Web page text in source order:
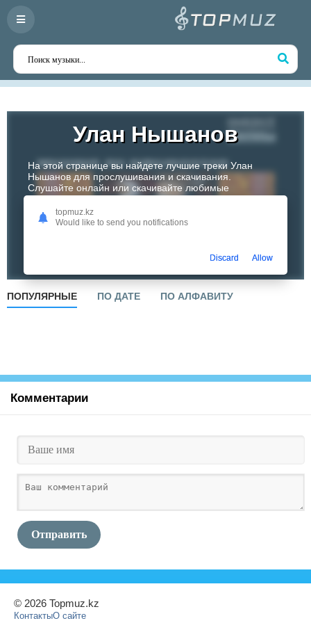
Улан Нышанов
На этой странице вы найдете лучшие треки Улан
Нышанов для прослушивания и скачивания.
Слушайте онлайн или скачивайте любимые
композиции в высоком качестве. Откройте для себя
творчество одного из самых перспективных артистов
Казахстана!
ПОПУЛЯРНЫЕ ПО ДАТЕ ПО АЛФАВИТУ
Комментарии
Отправить
© 2026 Topmuz.kz
КонтактыО сайте
topmuz.kz
Would like to send you notifications
Discard Allow